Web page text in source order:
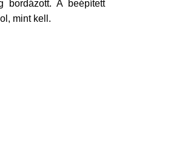
A beépített
mint kell.